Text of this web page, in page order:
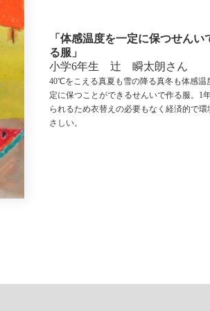
「体感温度を一定に保つせんい
る服」
小学6年生 辻 瞬太朗さん
40℃をこえる真夏も雪の降る真冬も体感温
定に保つことができるせんいで作る服。1
られるため衣替えの必要もなく経済的で環
さしい。